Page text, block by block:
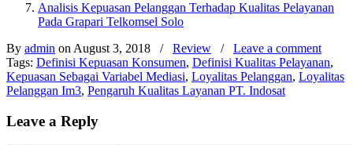
Analisis Kepuasan Pelanggan Terhadap Kualitas Pelayanan
Pada Grapari Telkomsel Solo
By admin on August 3, 2018 / Review / Leave a comment
Tags: Definisi Kepuasan Konsumen, Definisi Kualitas Pelayanan,
Kepuasan Sebagai Variabel Mediasi, Loyalitas Pelanggan, Loyalitas
Pelanggan Im3, Pengaruh Kualitas Layanan PT. Indosat
Leave a Reply